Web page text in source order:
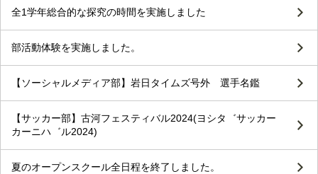
全1学年総合的な探究の時間を実施しました
部活動体験を実施しました。
【ソーシャルメディア部】岩日タイムズ号外 選手名鑑
【サッカー部】古河フェスティバル2024(ヨシタ゛サッカー
カーニハ゛ル2024)
夏のオープンスクール全日程を終了しました。